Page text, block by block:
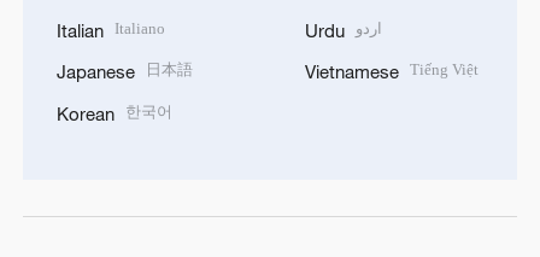
Italian Italiano
Japanese 日本語
Korean 한국어
Urdu اردو
Vietnamese Tiếng Việt